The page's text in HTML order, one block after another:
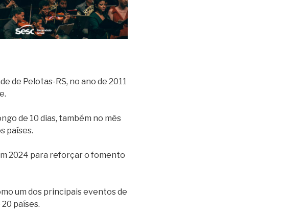
de Pelotas-RS, no ano de 2011
de 10 dias, também no mês
países.
2024 para reforçar o fomento
um dos principais eventos de
países.